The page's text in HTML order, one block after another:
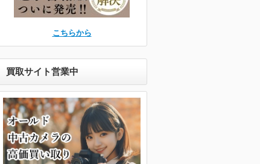
こちらから
買取サイト営業中